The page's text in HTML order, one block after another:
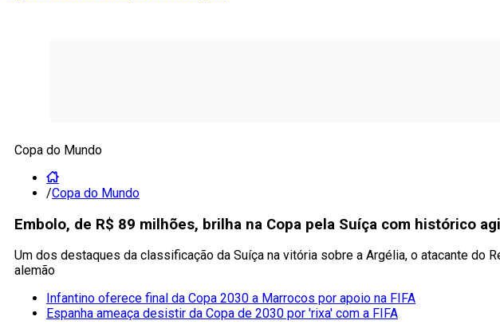
Copa do Mundo
/Copa do Mundo
Embolo, de R$ 89 milhões, brilha na Copa pela Suíça com histórico
Um dos destaques da classificação da Suíça na vitória sobre a Argélia, o atacante
alemão
Infantino oferece final da Copa 2030 a Marrocos por apoio na FIFA
Espanha ameaça desistir da Copa de 2030 por 'rixa' com a FIFA